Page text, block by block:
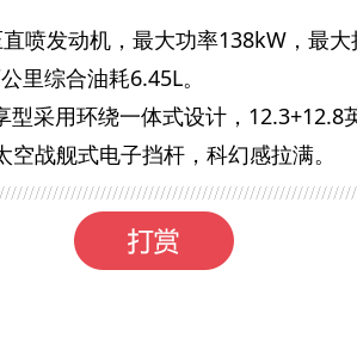
喷发动机，最大功率138kW，最
里综合油耗6.45L。
型采用环绕一体式设计，12.3+12.8
战舰式电子挡杆，科幻感拉满。